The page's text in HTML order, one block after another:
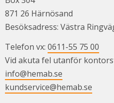
871 26 Härnösand
Besöksadress: Västra
Telefon vx: 0611-55 75 00
Vid akuta fel utanför
info@hemab.se
kundservice@hemab.se